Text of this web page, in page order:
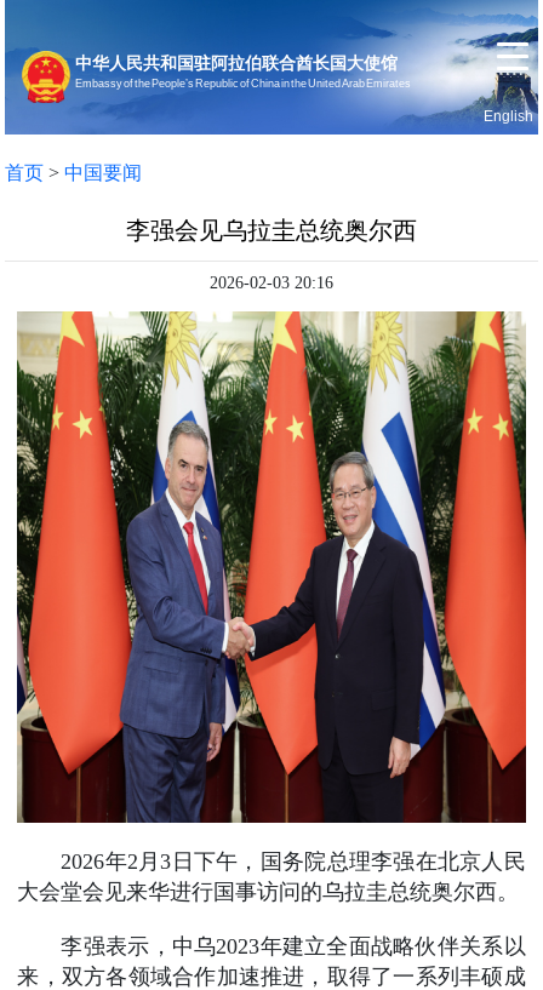
中华人民共和国驻阿拉伯联合酋长国大使馆
Embassy of the People’s Republic of China in the United Arab Emirates
English
首页 >中国要闻
李强会见乌拉圭总统奥尔西
2026-02-03 20:16
2026年2月3日下午，国务院总理李强在北京人民
大会堂会见来华进行国事访问的乌拉圭总统奥尔西。
李强表示，中乌2023年建立全面战略伙伴关系以
来，双方各领域合作加速推进，取得了一系列丰硕成